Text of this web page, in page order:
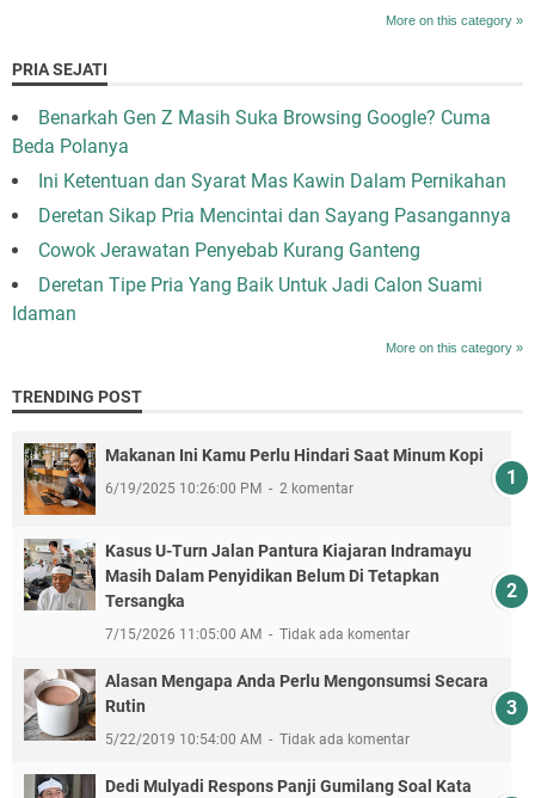
More on this category »
PRIA SEJATI
Benarkah Gen Z Masih Suka Browsing Google? Cuma
Beda Polanya
Ini Ketentuan dan Syarat Mas Kawin Dalam Pernikahan
Deretan Sikap Pria Mencintai dan Sayang Pasangannya
Cowok Jerawatan Penyebab Kurang Ganteng
Deretan Tipe Pria Yang Baik Untuk Jadi Calon Suami
Idaman
More on this category »
TRENDING POST
Makanan Ini Kamu Perlu Hindari Saat Minum Kopi
6/19/2025 10:26:00 PM 2 komentar
Kasus U-Turn Jalan Pantura Kiajaran Indramayu
Masih Dalam Penyidikan Belum Di Tetapkan
Tersangka
7/15/2026 11:05:00 AM Tidak ada komentar
Alasan Mengapa Anda Perlu Mengonsumsi Secara
Rutin
5/22/2019 10:54:00 AM Tidak ada komentar
Dedi Mulyadi Respons Panji Gumilang Soal Kata